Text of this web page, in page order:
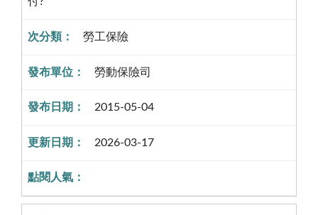
勞工保險
勞動保險司
2015-05-04
2026-03-17